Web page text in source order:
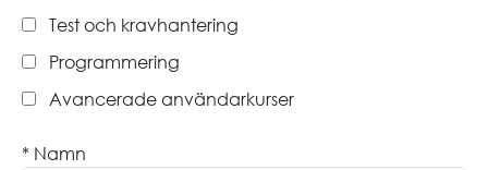
Test och kravhantering
Programmering
Avancerade användarkurser
* Namn